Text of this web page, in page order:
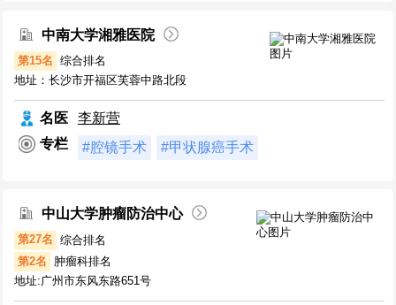
中南大学湘雅医院
第15名 综合排名
地址：长沙市开福区芙蓉中路北段
名医
李新营
专栏
#腔镜手术 #甲状腺癌手术
中山大学肿瘤防治中心
第27名 综合排名
第2名
肿瘤科排名
地址:广州市东风东路651号